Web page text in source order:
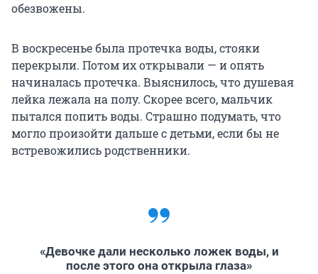
обезвожены.
В воскресенье была протечка воды, стояки
перекрыли. Потом их открывали — и опять
начиналась протечка. Выяснилось, что душевая
лейка лежала на полу. Скорее всего, мальчик
пытался попить воды. Страшно подумать, что
могло произойти дальше с детьми, если бы не
встревожились родственники.
«Девочке дали несколько ложек воды, и
после этого она открыла глаза»